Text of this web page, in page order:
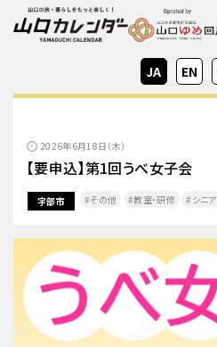
EN
JA
2026年6月18日（木）
【要申込】第1回うべ女子会
宇部市 その他 教室・研修 シニア